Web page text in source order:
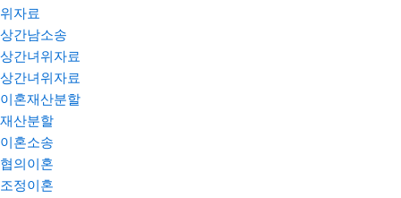
위자료
상간남소송
상간녀위자료
상간녀위자료
이혼재산분할
재산분할
이혼소송
협의이혼
조정이혼